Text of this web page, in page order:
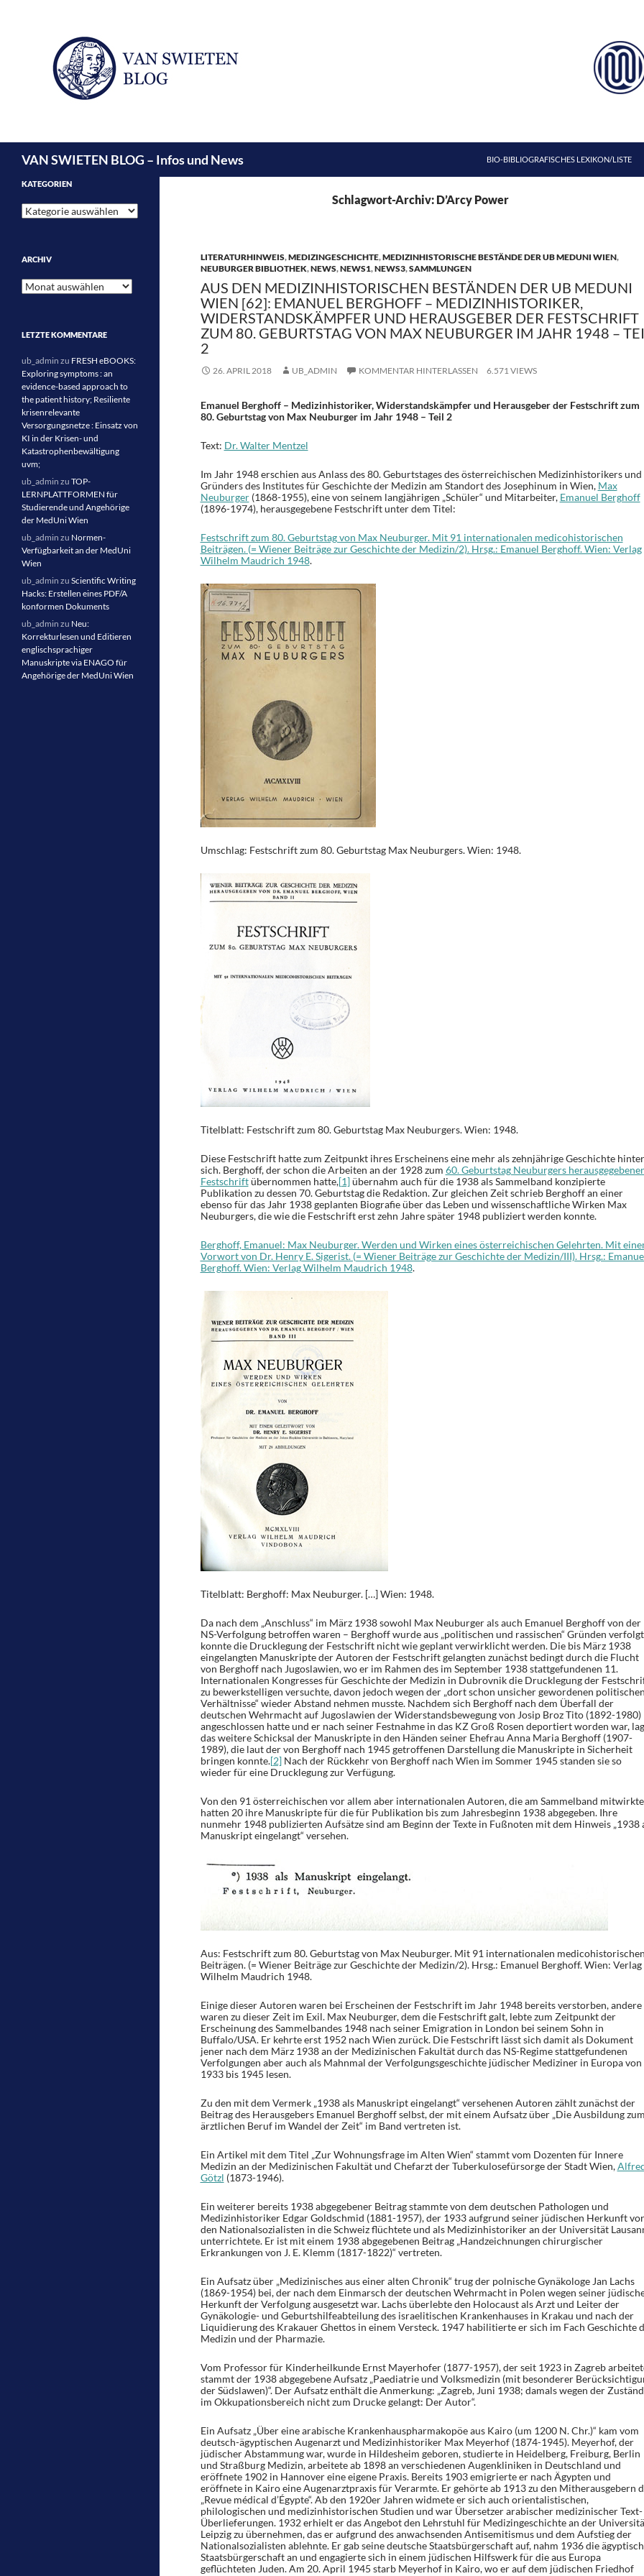
VAN SWIETEN BLOG – Infos und News
BIO-BIBLIOGRAFISCHES LEXIKON/LISTE
Schlagwort-Archiv: D’Arcy Power
LITERATURHINWEIS,MEDIZINGESCHICHTE,MEDIZINHISTORISCHE BESTÄNDE DER UB MEDUNI WIEN,
NEUBURGER BIBLIOTHEK,NEWS,NEWS1,NEWS3,SAMMLUNGEN
AUS DEN MEDIZINHISTORISCHEN BESTÄNDEN DER UB MEDUNI
WIEN [62]: EMANUEL BERGHOFF – MEDIZINHISTORIKER,
WIDERSTANDSKÄMPFER UND HERAUSGEBER DER FESTSCHRIFT
ZUM 80. GEBURTSTAG VON MAX NEUBURGER IM JAHR 1948 –
2
26. APRIL 2018 UB_ADMIN KOMMENTAR HINTERLASSEN 6.571 VIEWS
Emanuel Berghoff – Medizinhistoriker, Widerstandskämpfer und Herausgeber der Festschrift zum
80. Geburtstag von Max Neuburger im Jahr 1948 – Teil 2
Text: Dr. Walter Mentzel
Im Jahr 1948 erschien aus Anlass des 80. Geburtstages des österreichischen Medizinhistorikers und
Gründers des Institutes für Geschichte der Medizin am Standort des Josephinum in Wien, Max
Neuburger(1868-1955), eine von seinem langjährigen „Schüler“ und Mitarbeiter, Emanuel Berghoff
(1896-1974), herausgegebene Festschrift unter dem Titel:
Festschrift zum 80. Geburtstag von Max Neuburger. Mit 91 internationalen medicohistorischen
Beiträgen. (= Wiener Beiträge zur Geschichte der Medizin/2). Hrsg.: Emanuel Berghoff. Wien: Verlag
Wilhelm Maudrich 1948.
Umschlag: Festschrift zum 80. Geburtstag Max Neuburgers. Wien: 1948.
Titelblatt: Festschrift zum 80. Geburtstag Max Neuburgers. Wien: 1948.
Diese Festschrift hatte zum Zeitpunkt ihres Erscheinens eine mehr als zehnjährige Geschichte hinter
sich. Berghoff, der schon die Arbeiten an der 1928 zum 60. Geburtstag Neuburgers
Festschriftübernommen hatte,[1]übernahm auch für die 1938 als Sammelband konzipierte
Publikation zu dessen 70. Geburtstag die Redaktion. Zur gleichen Zeit schrieb Berghoff an einer
ebenso für das Jahr 1938 geplanten Biografie über das Leben und wissenschaftliche Wirken Max
Neuburgers, die wie die Festschrift erst zehn Jahre später 1948 publiziert werden konnte.
Berghoff, Emanuel: Max Neuburger. Werden und Wirken eines österreichischen Gelehrten. Mit
Vorwort von Dr. Henry E. Sigerist. (= Wiener Beiträge zur Geschichte der Medizin/III). Hrsg.:
Berghoff. Wien: Verlag Wilhelm Maudrich 1948.
Titelblatt: Berghoff: Max Neuburger. […] Wien: 1948.
Da nach dem „Anschluss“ im März 1938 sowohl Max Neuburger als auch Emanuel Berghoff von der
NS-Verfolgung betroffen waren – Berghoff wurde aus „politischen und rassischen“ Gründen
konnte die Drucklegung der Festschrift nicht wie geplant verwirklicht werden. Die bis März 1938
eingelangten Manuskripte der Autoren der Festschrift gelangten zunächst bedingt durch die Flucht
von Berghoff nach Jugoslawien, wo er im Rahmen des im September 1938 stattgefundenen 11.
Internationalen Kongresses für Geschichte der Medizin in Dubrovnik die Drucklegung der
zu bewerkstelligen versuchte, davon jedoch wegen der „dort schon unsicher gewordenen politischen
Verhältnisse“ wieder Abstand nehmen musste. Nachdem sich Berghoff nach dem Überfall der
deutschen Wehrmacht auf Jugoslawien der Widerstandsbewegung von Josip Broz Tito (1892-1980)
angeschlossen hatte und er nach seiner Festnahme in das KZ Groß Rosen deportiert worden war, lag
das weitere Schicksal der Manuskripte in den Händen seiner Ehefrau Anna Maria Berghoff (1907-
1989), die laut der von Berghoff nach 1945 getroffenen Darstellung die Manuskripte in Sicherheit
bringen konnte.[2]Nach der Rückkehr von Berghoff nach Wien im Sommer 1945 standen sie so
wieder für eine Drucklegung zur Verfügung.
Von den 91 österreichischen vor allem aber internationalen Autoren, die am Sammelband
hatten 20 ihre Manuskripte für die für Publikation bis zum Jahresbeginn 1938 abgegeben. Ihre
nunmehr 1948 publizierten Aufsätze sind am Beginn der Texte in Fußnoten mit dem Hinweis „1938
Manuskript eingelangt“ versehen.
Aus: Festschrift zum 80. Geburtstag von Max Neuburger. Mit 91 internationalen medicohistorischen
Beiträgen. (= Wiener Beiträge zur Geschichte der Medizin/2). Hrsg.: Emanuel Berghoff. Wien: Verlag
Wilhelm Maudrich 1948.
Einige dieser Autoren waren bei Erscheinen der Festschrift im Jahr 1948 bereits verstorben, andere
waren zu dieser Zeit im Exil. Max Neuburger, dem die Festschrift galt, lebte zum Zeitpunkt der
Erscheinung des Sammelbandes 1948 nach seiner Emigration in London bei seinem Sohn in
Buffalo/USA. Er kehrte erst 1952 nach Wien zurück. Die Festschrift lässt sich damit als Dokument
jener nach dem März 1938 an der Medizinischen Fakultät durch das NS-Regime stattgefundenen
Verfolgungen aber auch als Mahnmal der Verfolgungsgeschichte jüdischer Mediziner in Europa von
1933 bis 1945 lesen.
Zu den mit dem Vermerk „1938 als Manuskript eingelangt“ versehenen Autoren zählt zunächst der
Beitrag des Herausgebers Emanuel Berghoff selbst, der mit einem Aufsatz über „Die Ausbildung zum
ärztlichen Beruf im Wandel der Zeit“ im Band vertreten ist.
Ein Artikel mit dem Titel „Zur Wohnungsfrage im Alten Wien“ stammt vom Dozenten für Innere
Medizin an der Medizinischen Fakultät und Chefarzt der Tuberkulosefürsorge der Stadt Wien,
Götzl (1873-1946).
Ein weiterer bereits 1938 abgegebener Beitrag stammte von dem deutschen Pathologen und
Medizinhistoriker Edgar Goldschmid (1881-1957), der 1933 aufgrund seiner jüdischen Herkunft vor
den Nationalsozialisten in die Schweiz flüchtete und als Medizinhistoriker an der Universität
unterrichtete. Er ist mit einem 1938 abgegebenen Beitrag „Handzeichnungen chirurgischer
Erkrankungen von J. E. Klemm (1817-1822)“ vertreten.
Ein Aufsatz über „Medizinisches aus einer alten Chronik“ trug der polnische Gynäkologe Jan Lachs
(1869-1954) bei, der nach dem Einmarsch der deutschen Wehrmacht in Polen wegen seiner
Herkunft der Verfolgung ausgesetzt war. Lachs überlebte den Holocaust als Arzt und Leiter der
Gynäkologie- und Geburtshilfeabteilung des israelitischen Krankenhauses in Krakau und nach der
Liquidierung des Krakauer Ghettos in einem Versteck. 1947 habilitierte er sich im Fach Geschichte
Medizin und der Pharmazie.
Vom Professor für Kinderheilkunde Ernst Mayerhofer (1877-1957), der seit 1923 in Zagreb
stammt der 1938 abgegebene Aufsatz „Paediatrie und Volksmedizin (mit besonderer
der Südslawen)“. Der Aufsatz enthält die Anmerkung: „Zagreb, Juni 1938; damals wegen der
im Okkupationsbereich nicht zum Drucke gelangt: Der Autor“.
Ein Aufsatz „Über eine arabische Krankenhauspharmakopöe aus Kairo (um 1200 N. Chr.)“ kam vom
deutsch-ägyptischen Augenarzt und Medizinhistoriker Max Meyerhof (1874-1945). Meyerhof, der
jüdischer Abstammung war, wurde in Hildesheim geboren, studierte in Heidelberg, Freiburg, Berlin
und Straßburg Medizin, arbeitete ab 1898 an verschiedenen Augenkliniken in Deutschland und
eröffnete 1902 in Hannover eine eigene Praxis. Bereits 1903 emigrierte er nach Ägypten und
eröffnete in Kairo eine Augenarztpraxis für Verarmte. Er gehörte ab 1913 zu den Mitherausgebern
„Revue médical d’Égypte“. Ab den 1920er Jahren widmete er sich auch orientalistischen,
philologischen und medizinhistorischen Studien und war Übersetzer arabischer medizinischer Text-
Überlieferungen. 1932 erhielt er das Angebot den Lehrstuhl für Medizingeschichte an der
Leipzig zu übernehmen, das er aufgrund des anwachsenden Antisemitismus und dem Aufstieg der
Nationalsozialisten ablehnte. Er gab seine deutsche Staatsbürgerschaft auf, nahm 1936 die
Staatsbürgerschaft an und engagierte sich in einem jüdischen Hilfswerk für die aus Europa
geflüchteten Juden. Am 20. April 1945 starb Meyerhof in Kairo, wo er auf dem jüdischen Friedhof
KATEGORIEN
Kategorien
ARCHIV
Archiv
LETZTE KOMMENTARE
ub_admin zu FRESH eBOOKS:
Exploring symptoms : an
evidence-based approach to
the patient history; Resiliente
krisenrelevante
Versorgungsnetze : Einsatz von
KI in der Krisen- und
Katastrophenbewältigung
uvm;
ub_admin zu TOP-
LERNPLATTFORMEN für
Studierende und Angehörige
der MedUni Wien
ub_admin zu Normen-
Verfügbarkeit an der MedUni
Wien
ub_admin zu Scientific Writing
Hacks: Erstellen eines PDF/A
konformen Dokuments
ub_admin zu Neu:
Korrekturlesen und Editieren
englischsprachiger
Manuskripte via ENAGO für
Angehörige der MedUni Wien